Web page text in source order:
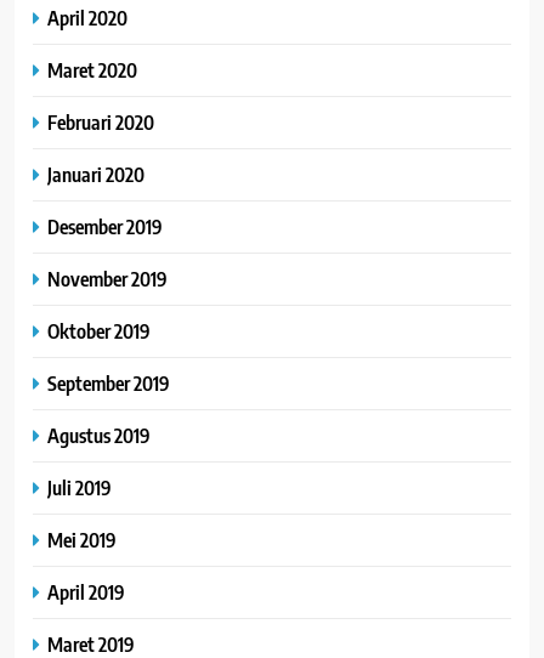
April 2020
Maret 2020
Februari 2020
Januari 2020
Desember 2019
November 2019
Oktober 2019
September 2019
Agustus 2019
Juli 2019
Mei 2019
April 2019
Maret 2019